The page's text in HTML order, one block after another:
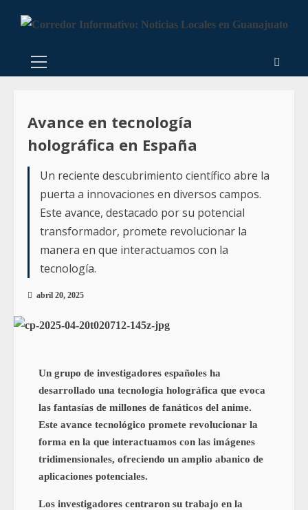
Avance en tecnología
holográfica en España
Un reciente descubrimiento científico abre la
puerta a innovaciones en diversos campos.
Este avance, destacado por su potencial
transformador, promete revolucionar la
manera en que interactuamos con la
tecnología.
abril 20, 2025
Un grupo de investigadores españoles ha
desarrollado una tecnología holográfica que evoca
las fantasías de millones de fanáticos del anime.
Este avance tecnológico promete revolucionar la
forma en la que interactuamos con las imágenes
tridimensionales, ofreciendo un amplio abanico de
aplicaciones potenciales.
Los investigadores centraron su trabajo en la